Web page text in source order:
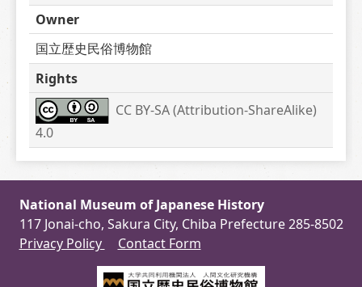
Owner
国立歴史民俗博物館
Rights
CC BY-SA (Attribution-ShareAlike)
4.0
National Museum of Japanese History
117 Jonai-cho, Sakura City, Chiba Prefecture 285-8502
Privacy Policy
Contact Form